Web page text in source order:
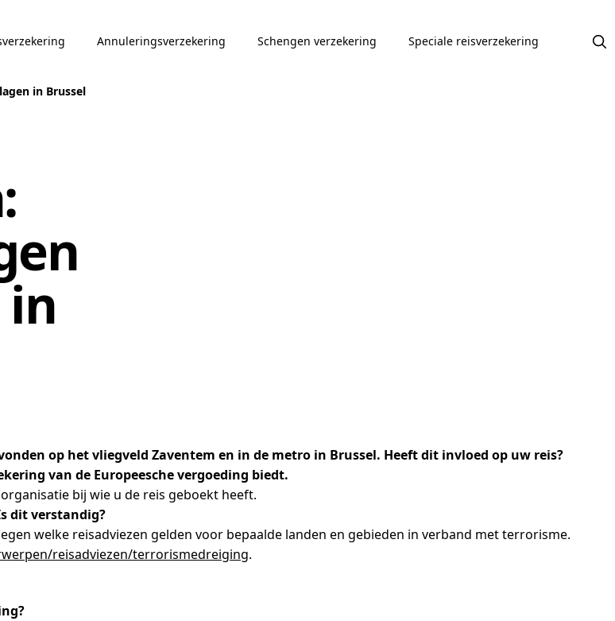
Annuleringsverzekering Schengen verzekering Speciale reisverzekering
in Brussel
in
op het vliegveld Zaventem en in de metro in Brussel. Heeft dit invloed op uw reis?
van de Europeesche vergoeding biedt.
bij wie u de reis geboekt heeft.
dit verstandig?
welke reisadviezen gelden voor bepaalde landen en gebieden in verband met terrorisme.
reisadviezen/terrorismedreiging.